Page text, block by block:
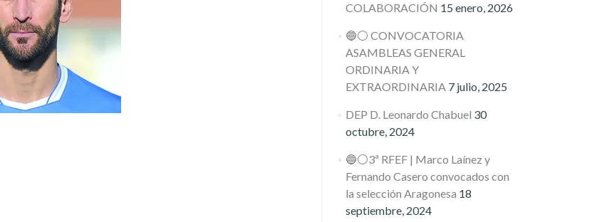
COLABORACIÓN 15 enero, 2026
🔵⚪️ CONVOCATORIA
ASAMBLEAS GENERAL
ORDINARIA Y
EXTRAORDINARIA 7 julio, 2025
DEP D. Leonardo Chabuel 30
octubre, 2024
🔵⚪️3ª RFEF | Marco Laínez y
Fernando Casero convocados con
la selección Aragonesa 18
septiembre, 2024